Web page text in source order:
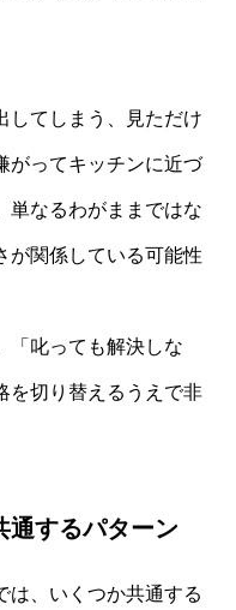
してしまう、見ただけ
がってキッチンに近づ
単なるわがままではな
が関係している可能性
「叱っても解決しな
を切り替えるうえで非
通するパターン
は、いくつか共通する